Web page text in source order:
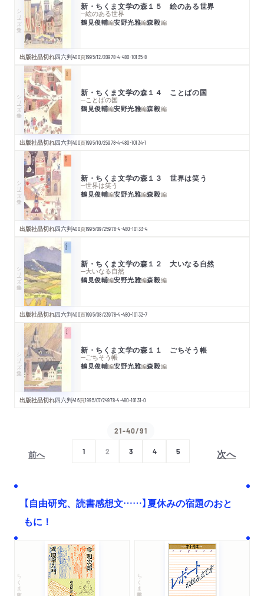
シリーズ・全集 新・ちくま文学の森１５ 絵のある世界
─絵のある世界
鶴見俊輔編安野光雅編森毅編
出版社品切れ四六判400頁1995/12/20978-4-480-10135-8
シリーズ・全集 新・ちくま文学の森１４ ことばの国
─ことばの国
鶴見俊輔編安野光雅編森毅編
出版社品切れ四六判400頁1995/10/25978-4-480-10134-1
シリーズ・全集 新・ちくま文学の森１３ 世界は笑う
─世界は笑う
鶴見俊輔編安野光雅編森毅編
出版社品切れ四六判400頁1995/09/25978-4-480-10133-4
シリーズ・全集 新・ちくま文学の森１２ 大いなる自然
─大いなる自然
鶴見俊輔編安野光雅編森毅編
出版社品切れ四六判400頁1995/08/23978-4-480-10132-7
シリーズ・全集 新・ちくま文学の森１１ ごちそう帳
─ごちそう帳
鶴見俊輔編安野光雅編森毅編
出版社品切れ四六判416頁1995/07/24978-4-480-10131-0
前へ
21-40/91
1 2 3 4 5 次へ
【自由研究、読書感想文……】夏休みの宿題のおと
もに！
ちくま文庫 ちくま学芸文庫